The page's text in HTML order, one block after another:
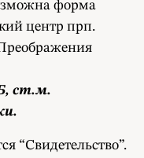
форма
центр прп.
ст.м.
“Свидетельство”.